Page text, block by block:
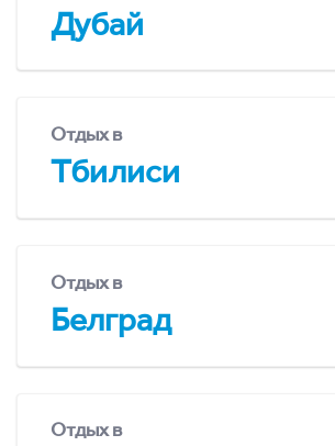
Дубай
Отдых в
Тбилиси
Отдых в
Белград
Отдых в